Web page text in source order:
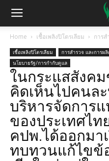
Home เชื้อเพลิงปิโตรเลียม การ
เชื้อเพลิงปิโตรเลียม การสำรวจ และการผ
นโยบายรัฐ/การกำกับดูแล
ในกระแสสังค
คิดเห็นไปคนละ
บริหารจัดการแ
ของประเทศไท
คปพ.ได้ออกมา
ทบทวนแก้ไขข้